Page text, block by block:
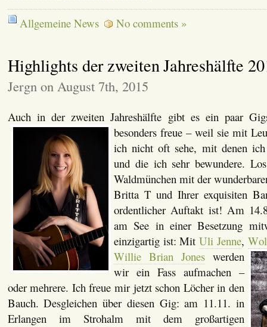
Allgemeine News No comments »
Highlights der zweiten Jahreshälfte
Jergn on August 7th, 2015
Auch in der zweiten Jahreshälfte gibt es ein paar
besonders freue – weil sie mit
ich nicht oft sehe, mit denen ich
und die ich sehr bewundere.
Waldmünchen mit der
Britta T und Ihrer exquisiten
ordentlicher Auftakt ist! Am
am See in einer Besetzung
einzigartig ist: MitUli Jenne,W
Willie Brian Joneswerden
wir ein Fass aufmachen –
oder mehrere. Ich freue mir jetzt schon Löcher in den
Bauch. Desgleichen über diesen Gig: am 11.11. in
Erlangen im Strohalm mit dem großartigen